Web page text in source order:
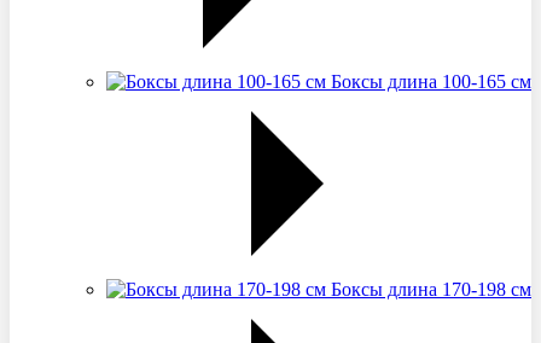
Боксы длина 100-165 см
Боксы длина 170-198 см